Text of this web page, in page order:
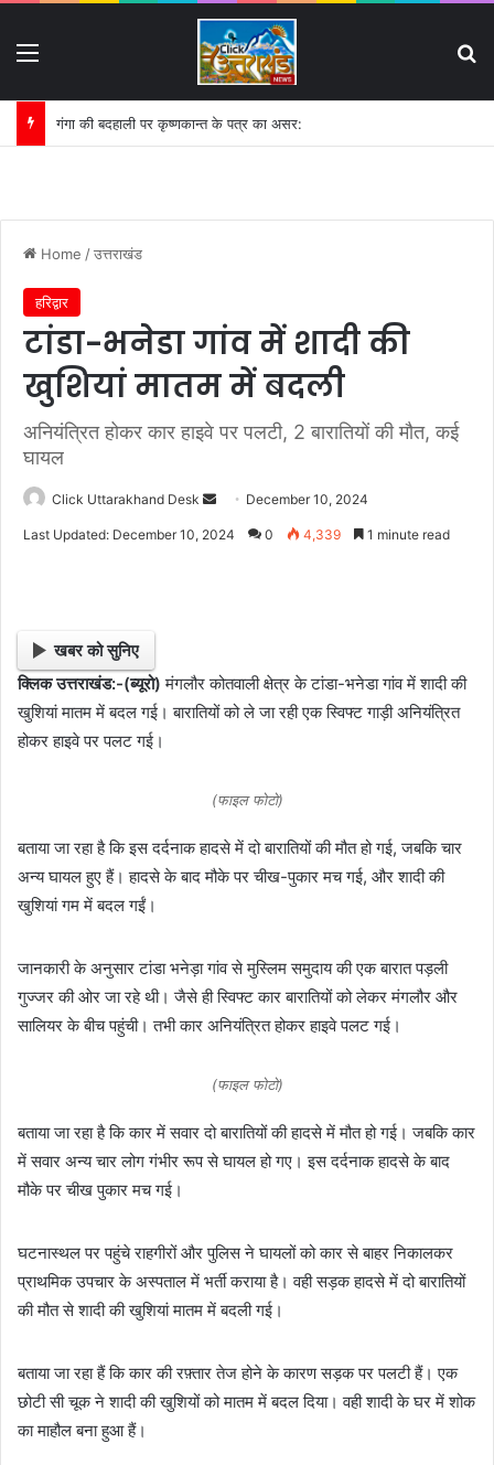
गंगा की बदहाली पर कृष्णकान्त के पत्र का असर:
Home /उत्तराखंड
हरिद्वार
टांडा-भनेडा गांव में शादी की
खुशियां मातम में बदली
अनियंत्रित होकर कार हाइवे पर पलटी, 2 बारातियों की मौत, कई
घायल
Click Uttarakhand Desk
e
m
a
December 10, 2024
Last Updated: December 10, 2024 0 4,339 1 minute read
खबर को सुनिए
क्लिक उत्तराखंड:-(ब्यूरो) मंगलौर कोतवाली क्षेत्र के टांडा-भनेडा गांव में शादी की
खुशियां मातम में बदल गई। बारातियों को ले जा रही एक स्विफ्ट गाड़ी अनियंत्रित
होकर हाइवे पर पलट गई।
(फाइल फोटो)
बताया जा रहा है कि इस दर्दनाक हादसे में दो बारातियों की मौत हो गई, जबकि चार
अन्य घायल हुए हैं। हादसे के बाद मौके पर चीख-पुकार मच गई, और शादी की
खुशियां गम में बदल गईं।
जानकारी के अनुसार टांडा भनेड़ा गांव से मुस्लिम समुदाय की एक बारात पड़ली
गुज्जर की ओर जा रहे थी। जैसे ही स्विफ्ट कार बारातियों को लेकर मंगलौर और
सालियर के बीच पहुंची। तभी कार अनियंत्रित होकर हाइवे पलट गई।
(फाइल फोटो)
बताया जा रहा है कि कार में सवार दो बारातियों की हादसे में मौत हो गई। जबकि कार
में सवार अन्य चार लोग गंभीर रूप से घायल हो गए। इस दर्दनाक हादसे के बाद
मौके पर चीख पुकार मच गई।
घटनास्थल पर पहुंचे राहगीरों और पुलिस ने घायलों को कार से बाहर निकालकर
प्राथमिक उपचार के अस्पताल में भर्ती कराया है। वही सड़क हादसे में दो बारातियों
की मौत से शादी की खुशियां मातम में बदली गई।
बताया जा रहा हैं कि कार की रफ़्तार तेज होने के कारण सड़क पर पलटी हैं। एक
छोटी सी चूक ने शादी की खुशियों को मातम में बदल दिया। वही शादी के घर में शोक
का माहौल बना हुआ हैं।